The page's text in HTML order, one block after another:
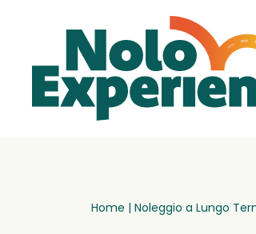
Home | Noleggio a Lungo